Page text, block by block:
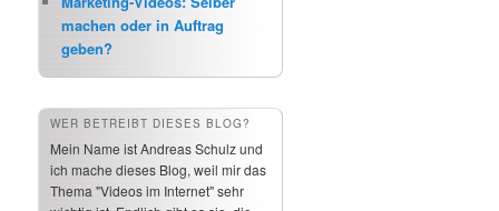
machen oder in Auftrag
geben?
WER BETREIBT DIESES BLOG?
Mein Name ist Andreas Schulz und
ich mache dieses Blog, weil mir das
Thema "Videos im Internet" sehr